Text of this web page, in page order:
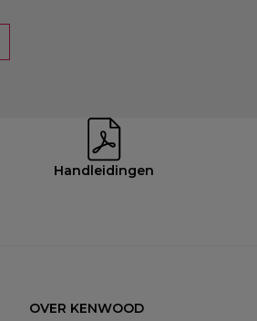
Handleidingen
OVER KENWOOD